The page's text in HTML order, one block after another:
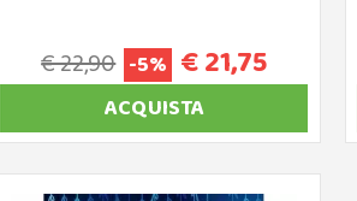
€ 22,90 -5% € 21,75
ACQUISTA